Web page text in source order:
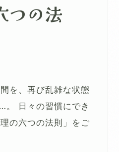
つの法
を、再び乱雑な状態
日々の習慣にでき
の六つの法則」をご